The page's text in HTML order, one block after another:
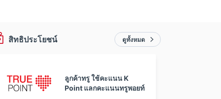
สิทธิประโยชน์ ดูทั้งหมด
ลูกค้าทรู ใช้คะแนน K
Point แลกคะแนนทรูพอยท์